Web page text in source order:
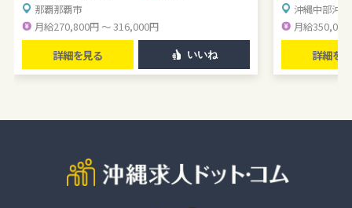
信。ただし、以下の場合は、関係法令に反しない範囲で、ユーザーの同
意なく個人情報を提供することがあります。
人の生命、身体又は財産の保護のために必要がある場合であって、本
人の同意を得るのが困難であるとき
合
定める事務を遂行することに対して協力する必要がある場合で、ユー
ザー本人の同意を得ることによりその事務の遂行に支障を及ぼすお
那覇那覇市
月給270,800円 ～ 316,000円
詳細を見る いいね
沖縄中部沖
月給
詳細を